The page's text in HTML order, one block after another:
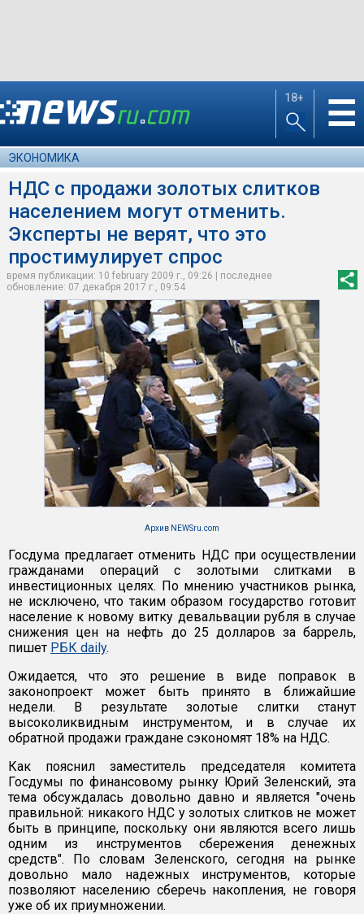
18+ ☰
ЭКОНОМИКА
НДС с продажи золотых слитков
населением могут отменить.
Эксперты не верят, что это
простимулирует спрос
время публикации: 10 february 2009 г., 09:26 | последнее
обновление: 07 декабря 2017 г., 09:54
Архив NEWSru.com
Госдума предлагает отменить НДС при осуществлении
гражданами операций с золотыми слитками в
инвестиционных целях. По мнению участников рынка,
не исключено, что таким образом государство готовит
население к новому витку девальвации рубля в случае
снижения цен на нефть до 25 долларов за баррель,
пишет РБК daily.
Ожидается, что это решение в виде поправок в
законопроект может быть принято в ближайшие
недели. В результате золотые слитки станут
высоколиквидным инструментом, и в случае их
обратной продажи граждане сэкономят 18% на НДС.
Как пояснил заместитель председателя комитета
Госдумы по финансовому рынку Юрий Зеленский, эта
тема обсуждалась довольно давно и является "очень
правильной: никакого НДС у золотых слитков не может
быть в принципе, поскольку они являются всего лишь
одним из инструментов сбережения денежных
средств". По словам Зеленского, сегодня на рынке
довольно мало надежных инструментов, которые
позволяют населению сберечь накопления, не говоря
уже об их приумножении.